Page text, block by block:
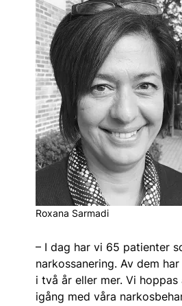
Roxana Sarmadi
– I dag har vi 65 patienter
narkossanering. Av dem
i två år eller mer. Vi
igång med våra